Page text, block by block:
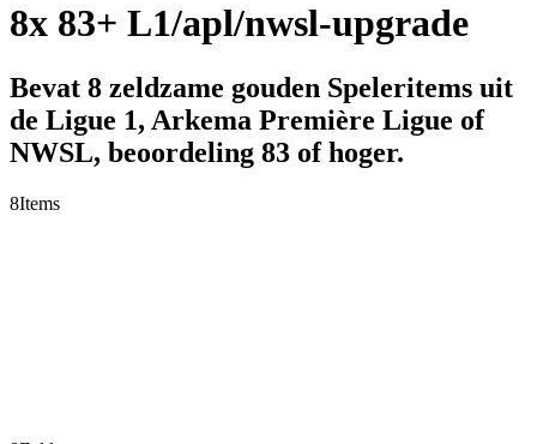
8x 83+ L1/apl/nwsl-upgrade
Bevat 8 zeldzame gouden Speleritems uit
de Ligue 1, Arkema Première Ligue of
NWSL, beoordeling 83 of hoger.
8Items